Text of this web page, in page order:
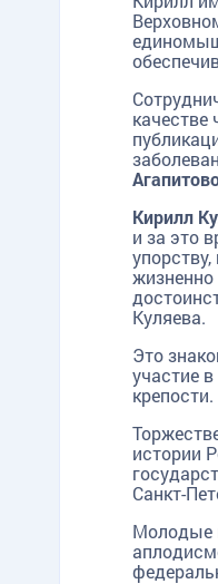
Кирилл
и за это
Куляева.
Это
участие
крепости.
истории
Санкт-
Молодые